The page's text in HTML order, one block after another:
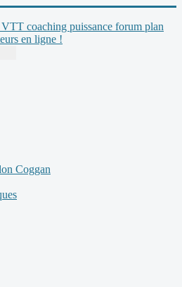
coaching puissance forum plan
en ligne !
Coggan